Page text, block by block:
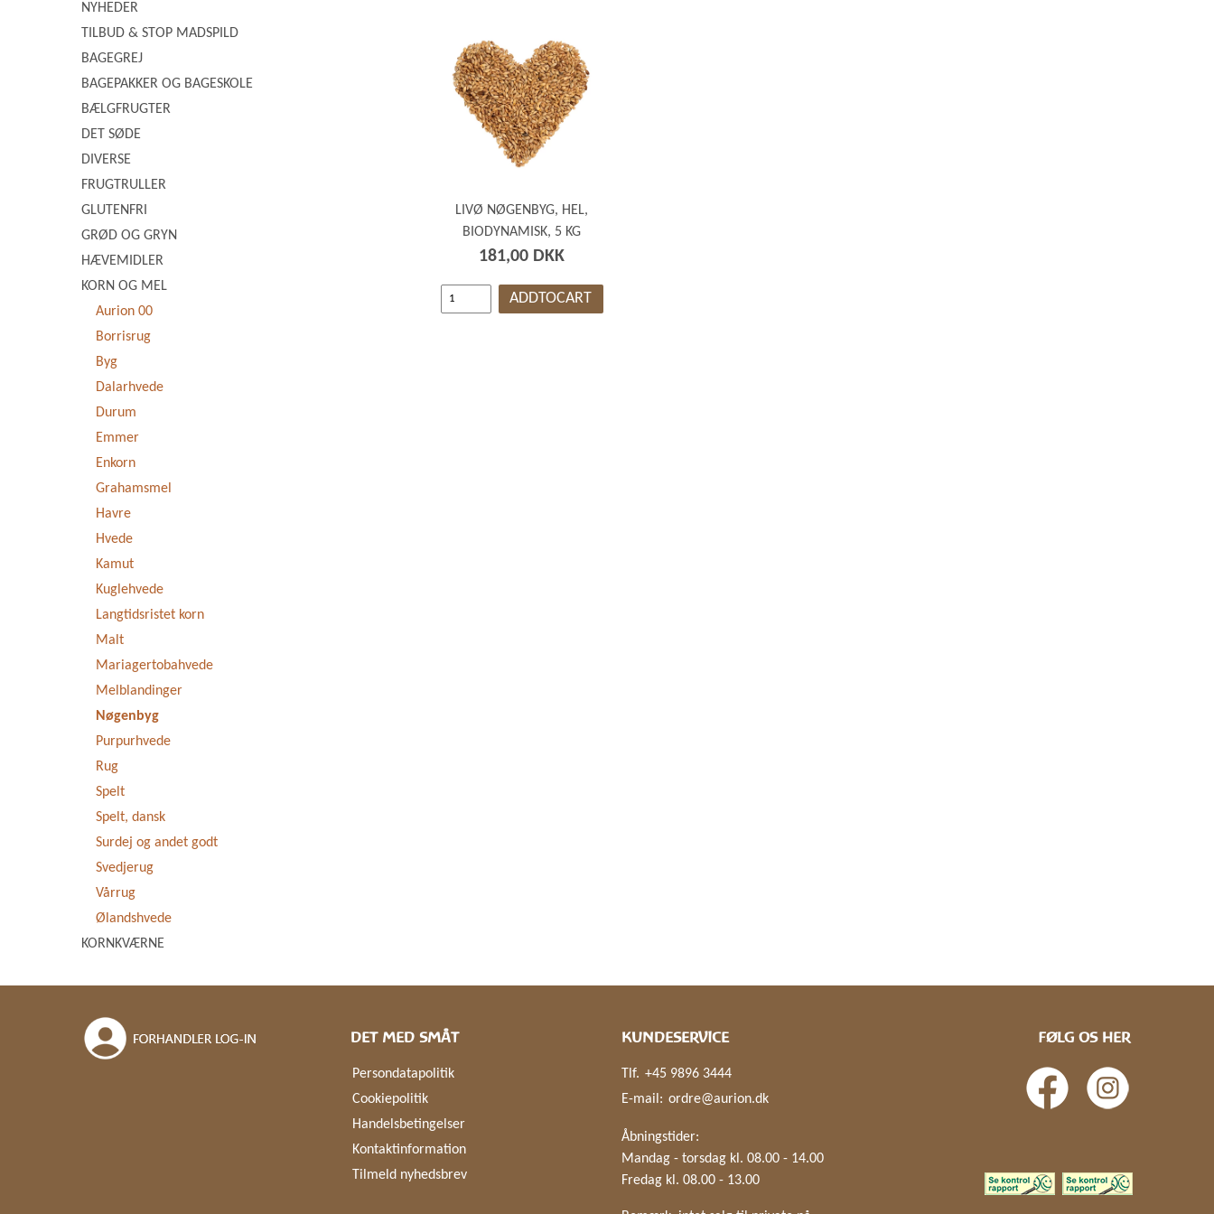
KORN OG MEL
KORNKVÆRNE
NYHEDER
TILBUD & STOP MADSPILD
BAGEGREJ
BAGEPAKKER OG BAGESKOLE
BÆLGFRUGTER
DET SØDE
DIVERSE
FRUGTRULLER
GLUTENFRI
GRØD OG GRYN
HÆVEMIDLER
KORN OG MEL
Aurion 00
Borrisrug
Byg
Dalarhvede
Durum
Emmer
Enkorn
Grahamsmel
Havre
Hvede
Kamut
Kuglehvede
Langtidsristet korn
Malt
Mariagertobahvede
Melblandinger
Nøgenbyg
Purpurhvede
Rug
Spelt
Spelt, dansk
Surdej og andet godt
Svedjerug
Vårrug
Ølandshvede
KORNKVÆRNE
LIVØ NØGENBYG, HEL,
BIODYNAMISK, 5 KG
181,00 DKK
ADDTOCART
DET MED SMÅT
Persondatapolitik
Cookiepolitik
Handelsbetingelser
Kontaktinformation
Tilmeld nyhedsbrev
KUNDESERVICE
Tlf. +45 9896 3444
E-mail: ordre@aurion.dk
Åbningstider:
Mandag - torsdag kl. 08.00 - 14.00
Fredag kl. 08.00 - 13.00
FØLG OS HER